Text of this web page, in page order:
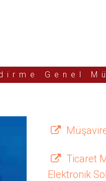
Genel
Ticaret
Elektronik